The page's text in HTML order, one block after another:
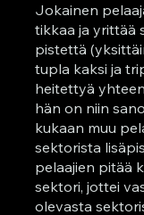
Jokainen
tikkaa ja yrittää
pistettä
tupla kaksi ja
heitettyä
hän on niin
kukaan muu
sektorista
pelaajien pitää
sektori, jottei
olevasta